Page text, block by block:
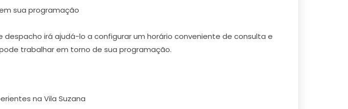
sua programação
irá ajudá-lo a configurar um horário conveniente de consulta e
trabalhar em torno de sua programação.
na Vila Suzana